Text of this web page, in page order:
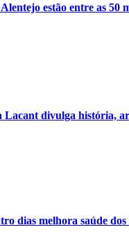
estão entre as 50
Lacant divulga história,
dias melhora saúde